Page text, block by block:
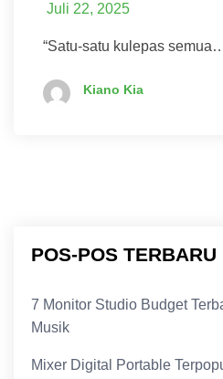
Juli 22, 2025
“Satu-satu kulepas
Kiano Kia
POS-POS TERBARU
7 Monitor Studio Budget
Musik
Mixer Digital Portable